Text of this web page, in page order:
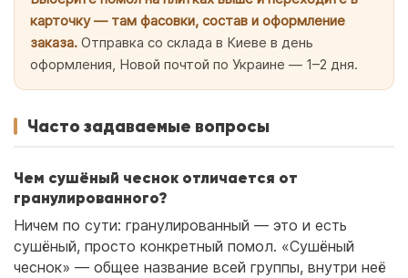
карточку — там фасовки, состав и оформление
заказа. Отправка со склада в Киеве в день
оформления, Новой почтой по Украине — 1–2 дня.
Часто задаваемые вопросы
Чем сушёный чеснок отличается от
гранулированного?
Ничем по сути: гранулированный — это и есть
сушёный, просто конкретный помол. «Сушёный
чеснок» — общее название всей группы, внутри неё